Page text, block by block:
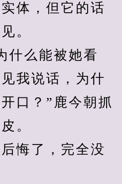
，但它的话
。
么能被她看
我说话，为什
口？”鹿今朝抓
。
了，完全没